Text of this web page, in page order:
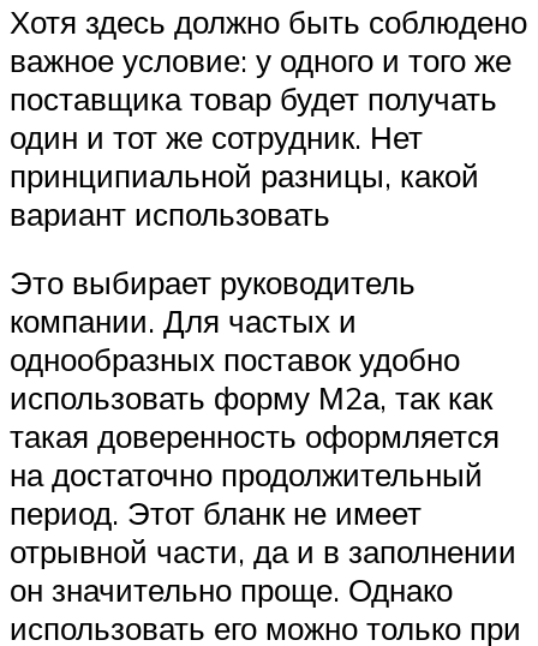
Хотя здесь должно быть соблюдено
важное условие: у одного и того же
поставщика товар будет получать
один и тот же сотрудник. Нет
принципиальной разницы, какой
вариант использовать
Это выбирает руководитель
компании. Для частых и
однообразных поставок удобно
использовать форму М2а, так как
такая доверенность оформляется
на достаточно продолжительный
период. Этот бланк не имеет
отрывной части, да и в заполнении
он значительно проще. Однако
использовать его можно только при